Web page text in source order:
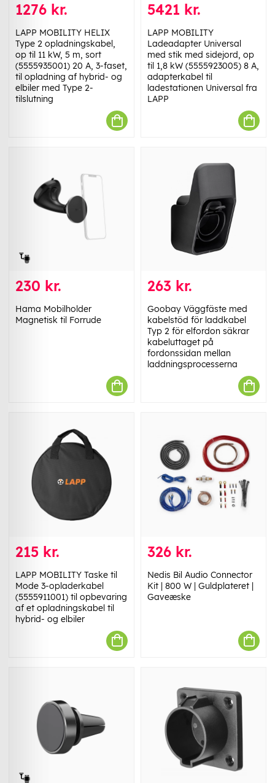
1276 kr.
LAPP MOBILITY HELIX
Type 2 opladningskabel,
op til 11 kW, 5 m, sort
(5555935001) 20 A, 3-faset,
til opladning af hybrid- og
elbiler med Type 2-
tilslutning
5421 kr.
LAPP MOBILITY
Ladeadapter Universal
med stik med sidejord, op
til 1,8 kW (5555923005) 8 A,
adapterkabel til
ladestationen Universal fra
LAPP
230 kr.
Hama Mobilholder
Magnetisk til Forrude
263 kr.
Goobay Väggfäste med
kabelstöd för laddkabel
Typ 2 för elfordon säkrar
kabeluttaget på
fordonssidan mellan
laddningsprocesserna
215 kr.
LAPP MOBILITY Taske til
Mode 3-opladerkabel
(5555911001) til opbevaring
af et opladningskabel til
hybrid- og elbiler
326 kr.
Nedis Bil Audio Connector
Kit | 800 W | Guldplateret |
Gaveæske